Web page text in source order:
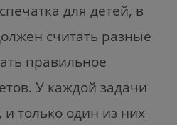
at
s
A
p
p
для детей, в
считать разные
правильное
У каждой задачи
и только один из них